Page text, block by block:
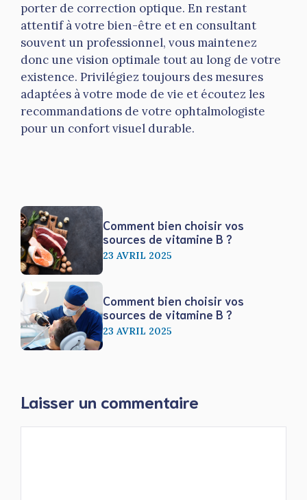
porter de correction optique. En restant
attentif à votre bien-être et en consultant
souvent un professionnel, vous maintenez
donc une vision optimale tout au long de votre
existence. Privilégiez toujours des mesures
adaptées à votre mode de vie et écoutez les
recommandations de votre ophtalmologiste
pour un confort visuel durable.
Comment bien choisir vos
sources de vitamine B ?
23 AVRIL 2025
Comment bien choisir vos
sources de vitamine B ?
23 AVRIL 2025
Laisser un commentaire